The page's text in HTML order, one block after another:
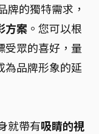
牌的獨特需求，
方案 。您可以根
受眾的喜好，量
為品牌形象的延
就帶有吸睛的視